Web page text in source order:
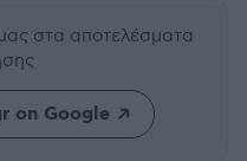
στα αποτελέσματα
on Google